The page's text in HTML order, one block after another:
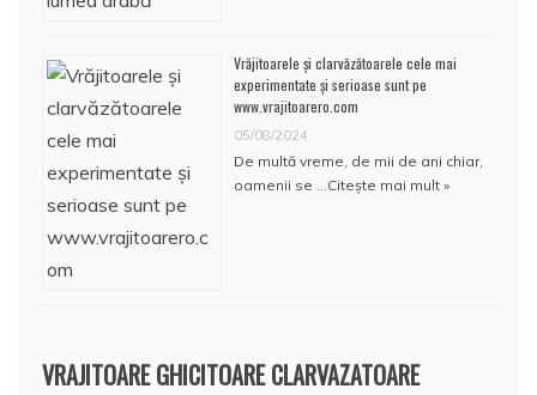
Vrăjitoarele și clarvăzătoarele cele mai
experimentate și serioase sunt pe
www.vrajitoarero.com
05/08/2024
De multă vreme, de mii de ani chiar,
oamenii se …Citește mai mult »
VRAJITOARE GHICITOARE CLARVAZATOARE